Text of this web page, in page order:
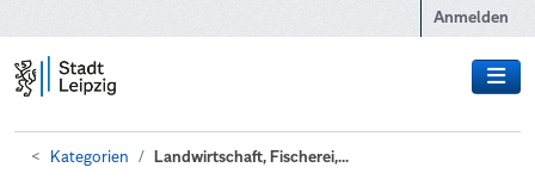
Anmelden
Kategorien Landwirtschaft, Fischerei,...